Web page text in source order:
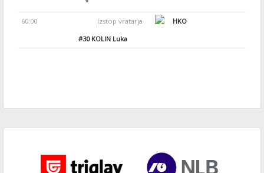
60:00 Izstop vratarja
HKO
#30KOLIN Luka